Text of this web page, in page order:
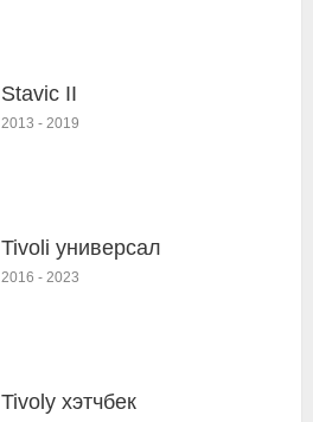
Stavic II
2013 - 2019
Tivoli универсал
2016 - 2023
Tivoly хэтчбек